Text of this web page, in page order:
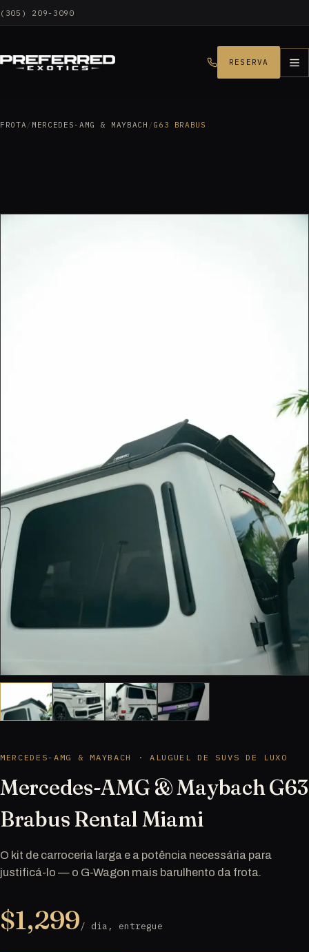
(305) 209-3090
RESERVA
FROTA / MERCEDES-AMG & MAYBACH /G63 BRABUS
MERCEDES-AMG & MAYBACH · ALUGUEL DE SUVS DE LUXO
Mercedes-AMG & Maybach G63
Brabus Rental Miami
O kit de carroceria larga e a potência necessária para
justificá-lo — o G-Wagon mais barulhento da frota.
$1,299/ dia, entregue